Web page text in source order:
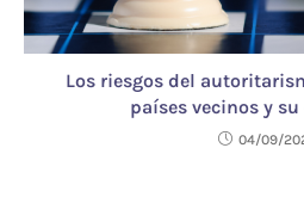
Los riesgos del
países vecinos y
04/09/